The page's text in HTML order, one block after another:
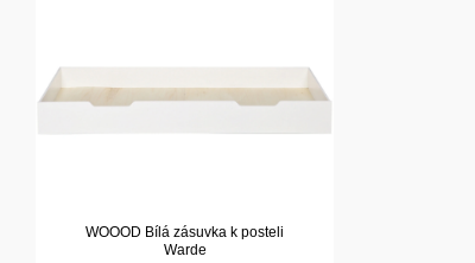
WOOOD Bílá zásuvka k posteli
Warde